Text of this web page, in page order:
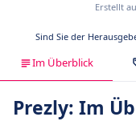
Erstellt
Sind Sie der
Im Überblick
Prezly: Im